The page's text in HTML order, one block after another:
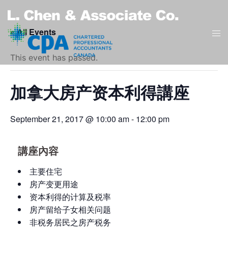
content
« All Events
This event has passed.
加拿大房产资本利得講座
September 21, 2017 @ 10:00 am- 12:00 pm
講座內容
主要住宅
房产变更用途
资本利得的计算及税率
房产留给子女相关问题
非税务居民之房产税务